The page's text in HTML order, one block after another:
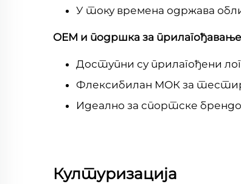
У току времена одржава
ОЕМ и подршка за прилагођавање
Доступни су прилагођени
Флексибилан МОК за
Идеално за спортске
Културизација